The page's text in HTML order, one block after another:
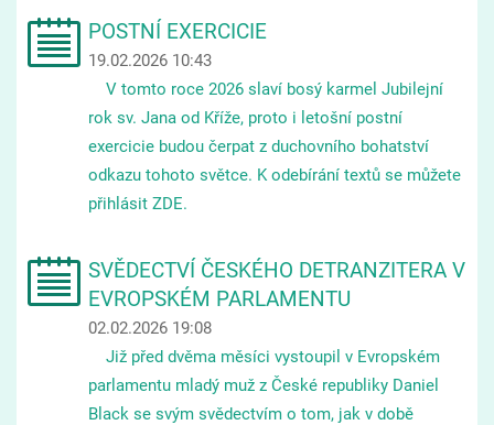
POSTNÍ EXERCICIE
19.02.2026 10:43
V tomto roce 2026 slaví bosý karmel Jubilejní
rok sv. Jana od Kříže, proto i letošní postní
exercicie budou čerpat z duchovního bohatství
odkazu tohoto světce. K odebírání textů se můžete
přihlásit ZDE.
SVĚDECTVÍ ČESKÉHO DETRANZITERA V
EVROPSKÉM PARLAMENTU
02.02.2026 19:08
Již před dvěma měsíci vystoupil v Evropském
parlamentu mladý muž z České republiky Daniel
Black se svým svědectvím o tom, jak v době